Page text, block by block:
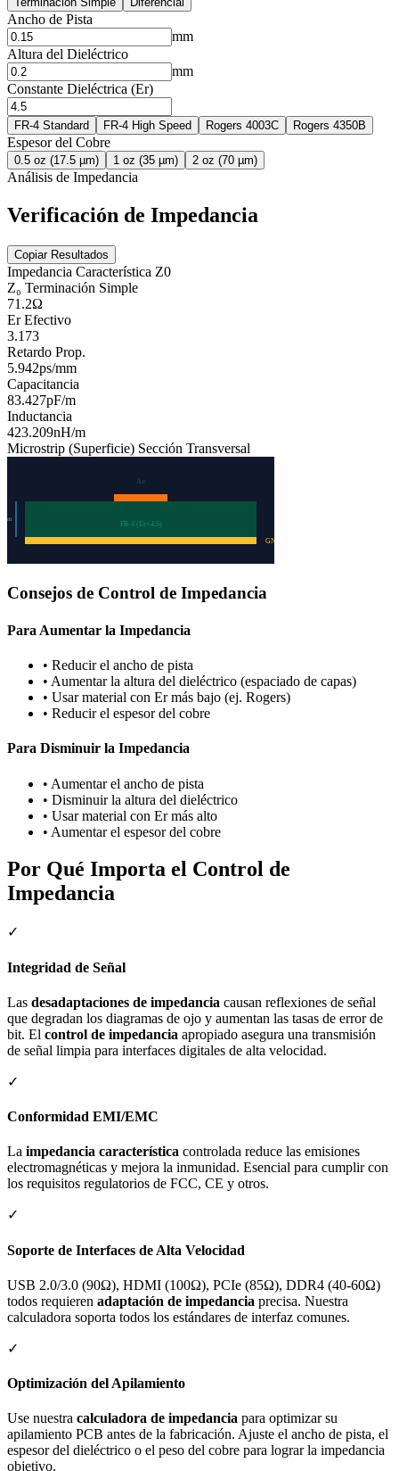
Ancho de Pista
mm
Altura del Dieléctrico
mm
Constante Dieléctrica (Er)
FR-4 Standard FR-4 High Speed Rogers 4003C Rogers 4350B
Espesor del Cobre
0.5 oz (17.5 µm) 1 oz (35 µm) 2 oz (70 µm)
Análisis de Impedancia
Verificación de Impedancia
Copiar Resultados
Impedancia Característica Z0
Z₀ Terminación Simple
71.2Ω
Er Efectivo
3.173
Retardo Prop.
5.942ps/mm
Capacitancia
83.427pF/m
Inductancia
423.209nH/m
Microstrip (Superficie) Sección Transversal
FR-4 (Er=4.5)
GND
Air
mm
Consejos de Control de Impedancia
Para Aumentar la Impedancia
• Reducir el ancho de pista
• Aumentar la altura del dieléctrico (espaciado de capas)
• Usar material con Er más bajo (ej. Rogers)
• Reducir el espesor del cobre
Para Disminuir la Impedancia
• Aumentar el ancho de pista
• Disminuir la altura del dieléctrico
• Usar material con Er más alto
• Aumentar el espesor del cobre
Por Qué Importa el Control de
Impedancia
✓
Integridad de Señal
Las desadaptaciones de impedancia causan reflexiones de señal
que degradan los diagramas de ojo y aumentan las tasas de error de
bit. El control de impedancia apropiado asegura una transmisión
de señal limpia para interfaces digitales de alta velocidad.
✓
Conformidad EMI/EMC
La impedancia característica controlada reduce las emisiones
electromagnéticas y mejora la inmunidad. Esencial para cumplir con
los requisitos regulatorios de FCC, CE y otros.
✓
Soporte de Interfaces de Alta Velocidad
USB 2.0/3.0 (90Ω), HDMI (100Ω), PCIe (85Ω), DDR4 (40-60Ω)
todos requieren adaptación de impedancia precisa. Nuestra
calculadora soporta todos los estándares de interfaz comunes.
✓
Optimización del Apilamiento
Use nuestra calculadora de impedancia para optimizar su
apilamiento PCB antes de la fabricación. Ajuste el ancho de pista, el
espesor del dieléctrico o el peso del cobre para lograr la impedancia
objetivo.